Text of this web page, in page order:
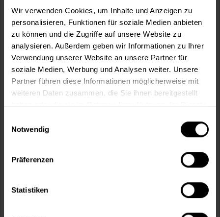
Wir verwenden Cookies, um Inhalte und Anzeigen zu
personalisieren, Funktionen für soziale Medien anbieten
zu können und die Zugriffe auf unsere Website zu
analysieren. Außerdem geben wir Informationen zu Ihrer
Verwendung unserer Website an unsere Partner für
soziale Medien, Werbung und Analysen weiter. Unsere
Partner führen diese Informationen möglicherweise mit
weiteren Daten zusammen, die Sie ihnen bereitgestellt
Notwendig
Präferenzen
Statistiken
In denWarenkorb
Fragen zum Artikel?